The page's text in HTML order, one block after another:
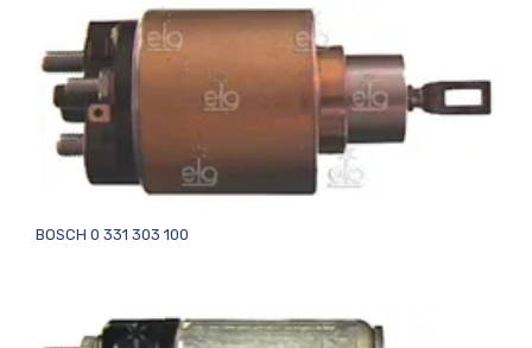
BOSCH 0 331 303 100